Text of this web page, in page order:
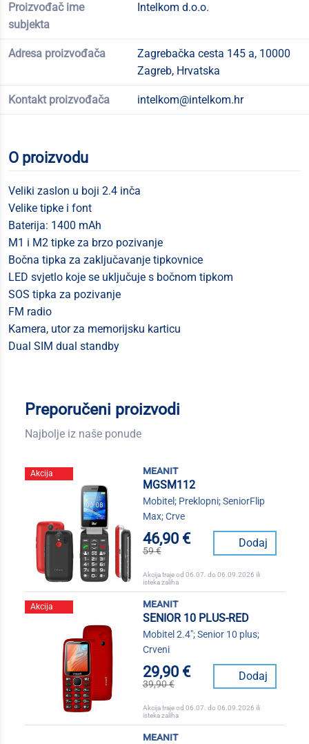
Proizvođač ime
subjekta
Intelkom d.o.o.
Adresa proizvođača
Zagrebačka cesta 145 a, 10000
Zagreb, Hrvatska
Kontakt proizvođača intelkom@intelkom.hr
O proizvodu
Veliki zaslon u boji 2.4 inča
Velike tipke i font
Baterija: 1400 mAh
M1 i M2 tipke za brzo pozivanje
Bočna tipka za zaključavanje tipkovnice
LED svjetlo koje se uključuje s bočnom tipkom
SOS tipka za pozivanje
FM radio
Kamera, utor za memorijsku karticu
Dual SIM dual standby
Preporučeni proizvodi
Najbolje iz naše ponude
Akcija
meanit
MGSM112
Mobitel; Preklopni; SeniorFlip
Max; Crve
46,90 €
59 €
Dodaj
Akcija traje od 06.07. do 06.09.2026 ili
isteka zaliha
Akcija
meanit
SENIOR 10 PLUS-RED
Mobitel 2.4"; Senior 10 plus;
Crveni
29,90 €
39,90 €
Dodaj
Akcija traje od 06.07. do 06.09.2026 ili
isteka zaliha
meanit